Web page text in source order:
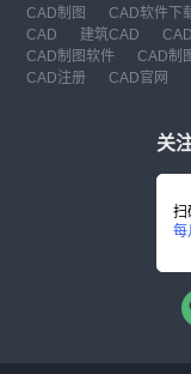
CAD制图 CAD软件下
CAD
建筑CAD
CAD制图软件
CAD制
CAD注册
CAD官网
关
扫
每